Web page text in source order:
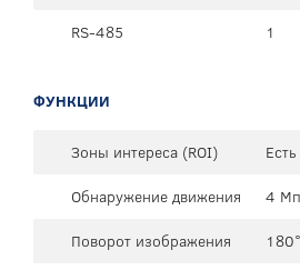
RS-485
1
ФУНКЦИИ
Зоны интереса (ROI)
Есть
Обнаружение движения
4 Мп
Поворот изображения
180°